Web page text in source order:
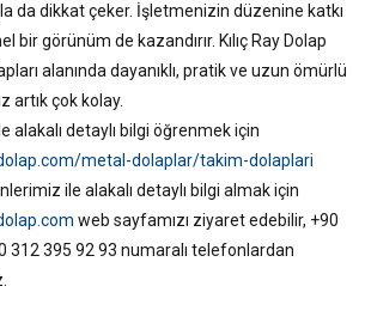
da dikkat çeker. İşletmenizin düzenine katkı
bir görünüm de kazandırır. Kılıç Ray Dolap
alanında dayanıklı, pratik ve uzun ömürlü
artık çok kolay.
alakalı detaylı bilgi öğrenmek için
metal-dolaplar/takim-dolaplari
ile alakalı detaylı bilgi almak için
web sayfamızı ziyaret edebilir, +90
312 395 92 93 numaralı telefonlardan